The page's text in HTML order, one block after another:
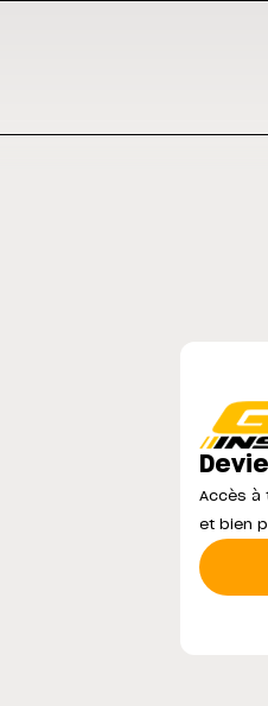
et vise un retour en
Accès à
et bien